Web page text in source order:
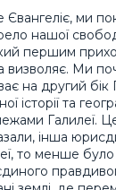
ми
нашої
першим
визволяє. Ми
на другий бік
історії та
Галилеї.
інша
то менше